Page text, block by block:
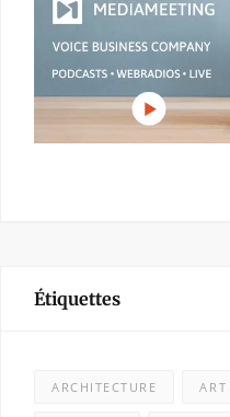
Étiquettes
ARCHITECTURE